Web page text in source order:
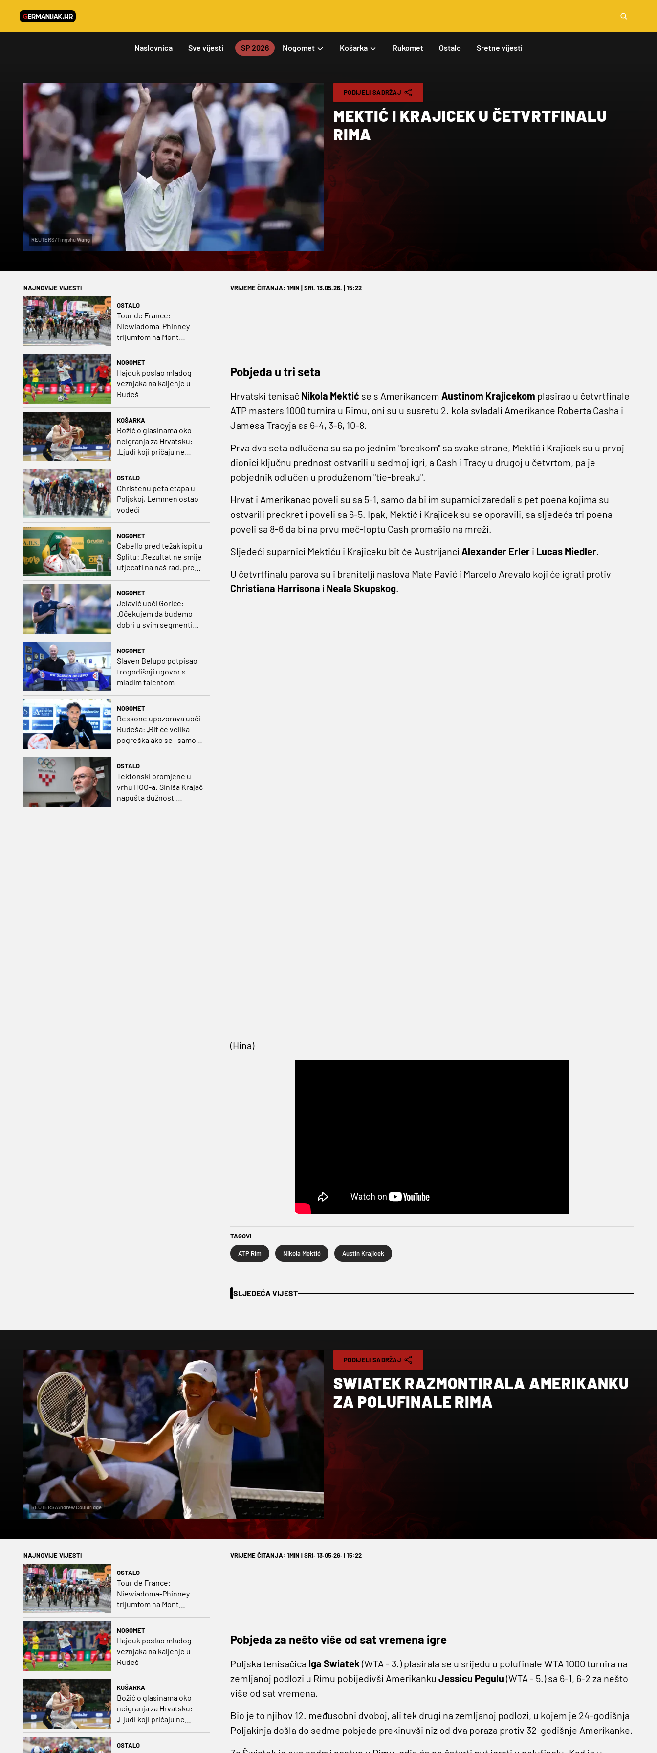
Naslovnica Sve vijesti SP 2026 Nogomet Košarka Rukomet Ostalo Sretne vijesti
REUTERS/Tingshu Wang
PODIJELI SADRŽAJ
MEKTIĆ I KRAJICEK U ČETVRTFINALU
RIMA
NAJNOVIJE VIJESTI
OSTALO
Tour de France:
Niewiadoma-Phinney
trijumfom na Mont
NOGOMET
Hajduk poslao mladog
veznjaka na kaljenje u
Rudeš
KOŠARKA
Božić o glasinama oko
neigranja za Hrvatsku:
„Ljudi koji pričaju ne
plaćaju mi račune, ne
dušebrižnika“
OSTALO
Christenu peta etapa u
Poljskoj, Lemmen ostao
vodeći
NOGOMET
Cabello pred težak ispit u
Splitu: „Rezultat ne smije
utjecati na naš rad, pred
NOGOMET
Jelavić uoči Gorice:
„Očekujem da budemo
dobri u svim segmentima
NOGOMET
Slaven Belupo potpisao
trogodišnji ugovor s
mladim talentom
NOGOMET
Bessone upozorava uoči
Rudeša: „Bit će velika
pogreška ako se i samo
OSTALO
Tektonski promjene u
vrhu HOO-a: Siniša Krajač
napušta dužnost,
VRIJEME ČITANJA: 1MIN | SRI. 13.05.26. | 15:22
Pobjeda u tri seta
Hrvatski tenisač Nikola Mektić se s Amerikancem Austinom Krajicekom plasirao u četvrtfinale
ATP masters 1000 turnira u Rimu, oni su u susretu 2. kola svladali Amerikance Roberta Casha i
Jamesa Tracyja sa 6-4, 3-6, 10-8.
Prva dva seta odlučena su sa po jednim "breakom" sa svake strane, Mektić i Krajicek su u prvoj
dionici ključnu prednost ostvarili u sedmoj igri, a Cash i Tracy u drugoj u četvrtom, pa je
pobjednik odlučen u produženom "tie-breaku".
Hrvat i Amerikanac poveli su sa 5-1, samo da bi im suparnici zaredali s pet poena kojima su
ostvarili preokret i poveli sa 6-5. Ipak, Mektić i Krajicek su se oporavili, sa sljedeća tri poena
poveli sa 8-6 da bi na prvu meč-loptu Cash promašio na mreži.
Sljedeći suparnici Mektiću i Krajiceku bit će Austrijanci Alexander Erler i Lucas Miedler.
U četvrtfinalu parova su i branitelji naslova Mate Pavić i Marcelo Arevalo koji će igrati protiv
Christiana Harrisona i Neala Skupskog.
(Hina)
TAGOVI
ATP Rim Nikola Mektić Austin Krajicek
SLJEDEĆA VIJEST
REUTERS/Andrew Couldridge
PODIJELI SADRŽAJ
SWIATEK RAZMONTIRALA AMERIKANKU
ZA POLUFINALE RIMA
NAJNOVIJE VIJESTI
OSTALO
Tour de France:
Niewiadoma-Phinney
trijumfom na Mont
Ventoux preuzela žutu
NOGOMET
Hajduk poslao mladog
veznjaka na kaljenje u
Rudeš
KOŠARKA
Božić o glasinama oko
neigranja za Hrvatsku:
„Ljudi koji pričaju ne
OSTALO
VRIJEME ČITANJA: 1MIN | SRI. 13.05.26. | 15:22
Pobjeda za nešto više od sat vremena igre
Poljska tenisačica Iga Swiatek (WTA - 3.) plasirala se u srijedu u polufinale WTA 1000 turnira na
zemljanoj podlozi u Rimu pobijedivši Amerikanku Jessicu Pegulu (WTA - 5.) sa 6-1, 6-2 za nešto
više od sat vremena.
Bio je to njihov 12. međusobni dvoboj, ali tek drugi na zemljanoj podlozi, u kojem je 24-godišnja
Poljakinja došla do sedme pobjede prekinuvši niz od dva poraza protiv 32-godišnje Amerikanke.